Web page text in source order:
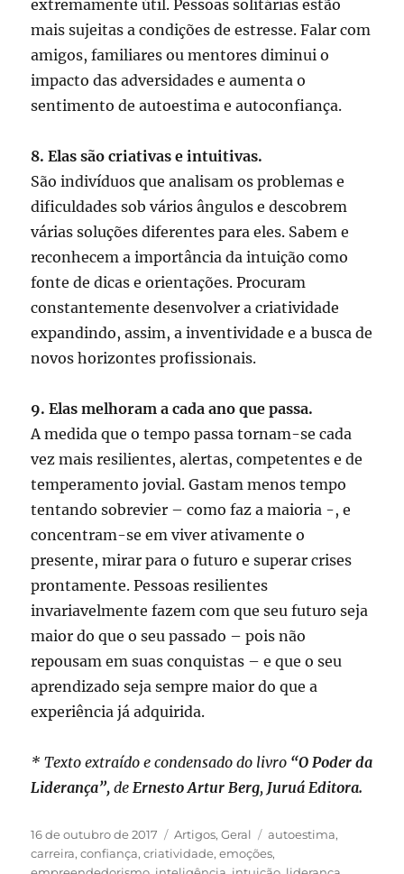
extremamente útil. Pessoas solitárias estão
mais sujeitas a condições de estresse. Falar com
amigos, familiares ou mentores diminui o
impacto das adversidades e aumenta o
sentimento de autoestima e autoconfiança.
8. Elas são criativas e intuitivas.
São indivíduos que analisam os problemas e
dificuldades sob vários ângulos e descobrem
várias soluções diferentes para eles. Sabem e
reconhecem a importância da intuição como
fonte de dicas e orientações. Procuram
constantemente desenvolver a criatividade
expandindo, assim, a inventividade e a busca de
novos horizontes profissionais.
9. Elas melhoram a cada ano que passa.
A medida que o tempo passa tornam-se cada
vez mais resilientes, alertas, competentes e de
temperamento jovial. Gastam menos tempo
tentando sobrevier – como faz a maioria -, e
concentram-se em viver ativamente o
presente, mirar para o futuro e superar crises
prontamente. Pessoas resilientes
invariavelmente fazem com que seu futuro seja
maior do que o seu passado – pois não
repousam em suas conquistas – e que o seu
aprendizado seja sempre maior do que a
experiência já adquirida.
* Texto extraído e condensado do livro “O Poder da
Liderança”, deErnesto Artur Berg, Juruá Editora.
Publicado
em
16 de outubro de 2017 Categorias
Artigos,Geral Tags
autoestima,
carreira,confiança,criatividade,emoções,